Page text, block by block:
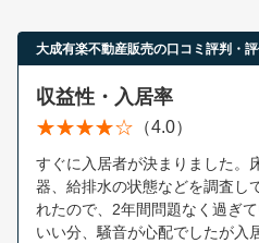
大成有楽不動産販売の口コミ評判・
収益性・入居率
（4.0）
すぐに入居者が決まりました。
器、給排水の状態などを調査し
れたので、2年間問題なく過ぎ
いい分、騒音が心配でしたが入